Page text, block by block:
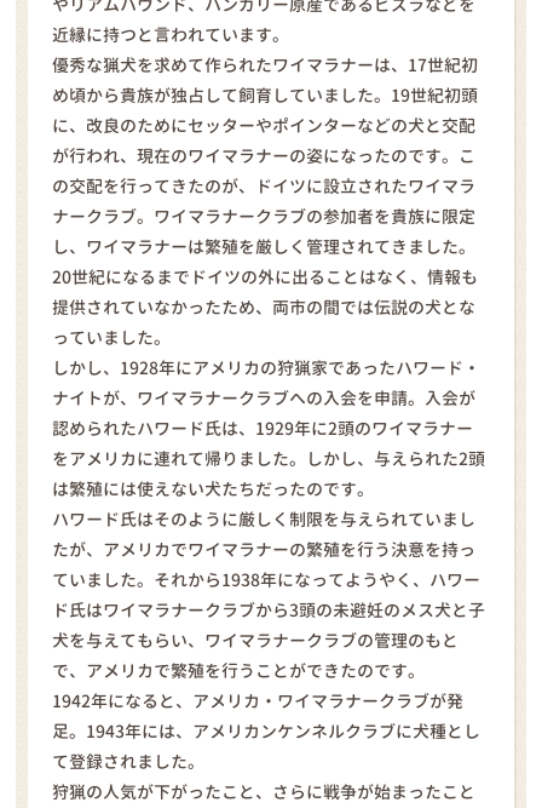
近縁に持つと言われています。
優秀な猟犬を求めて作られたワイマラナーは、17世紀初
め頃から貴族が独占して飼育していました。19世紀初頭
に、改良のためにセッターやポインターなどの犬と交配
が行われ、現在のワイマラナーの姿になったのです。こ
の交配を行ってきたのが、ドイツに設立されたワイマラ
ナークラブ。ワイマラナークラブの参加者を貴族に限定
し、ワイマラナーは繁殖を厳しく管理されてきました。
20世紀になるまでドイツの外に出ることはなく、情報も
提供されていなかったため、両市の間では伝説の犬とな
っていました。
しかし、1928年にアメリカの狩猟家であったハワード・
ナイトが、ワイマラナークラブへの入会を申請。入会が
認められたハワード氏は、1929年に2頭のワイマラナー
をアメリカに連れて帰りました。しかし、与えられた2頭
は繁殖には使えない犬たちだったのです。
ハワード氏はそのように厳しく制限を与えられていまし
たが、アメリカでワイマラナーの繁殖を行う決意を持っ
ていました。それから1938年になってようやく、ハワー
ド氏はワイマラナークラブから3頭の未避妊のメス犬と子
犬を与えてもらい、ワイマラナークラブの管理のもと
で、アメリカで繁殖を行うことができたのです。
1942年になると、アメリカ・ワイマラナークラブが発
足。1943年には、アメリカンケンネルクラブに犬種とし
て登録されました。
狩猟の人気が下がったこと、さらに戦争が始まったこと